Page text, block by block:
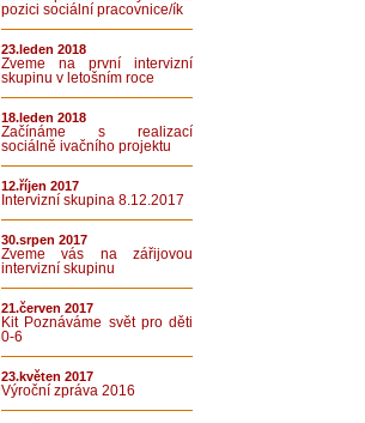
pozici sociální pracovnice/ík
23.leden 2018
Zveme na první intervizní
skupinu v letošním roce
18.leden 2018
Začínáme s realizací
sociálně ivačního projektu
12.říjen 2017
Intervizní skupina 8.12.2017
30.srpen 2017
Zveme vás na zářijovou
intervizní skupinu
21.červen 2017
Kit Poznáváme svět pro děti
0-6
23.květen 2017
Výroční zpráva 2016